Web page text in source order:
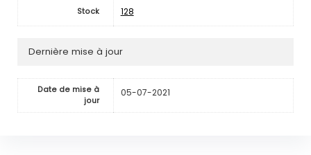
Stock 128
Dernière mise à jour
Date de mise à
jour
05-07-2021